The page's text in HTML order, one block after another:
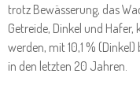
trotz Bewässerung, das
Getreide, Dinkel und
werden, mit 10,1 %
in den letzten 20 Jahren.